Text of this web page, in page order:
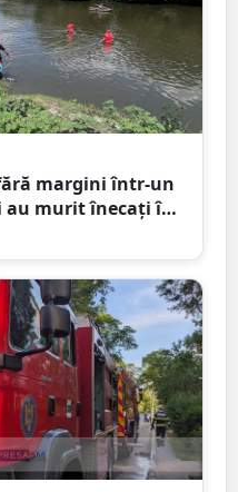
fără margini într-un
au murit înecați în